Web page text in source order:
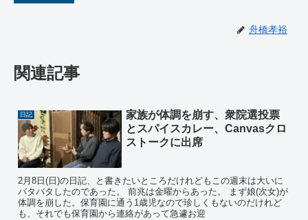
舟橋孝裕
関連記事
日記
家族が体調を崩す、衆院選投票
とスパイスカレー、Canvasクロ
ストークに出席
2月8日(日)の日記、と書きたいところだけれどもこの週末は大いに
バタバタしたのであった。 前兆は金曜からあった。 まず娘(次女)が
体調を崩した。保育園に通う1歳児なので珍しくもないのだけれど
も、それでも保育園から連絡があって急遽お迎